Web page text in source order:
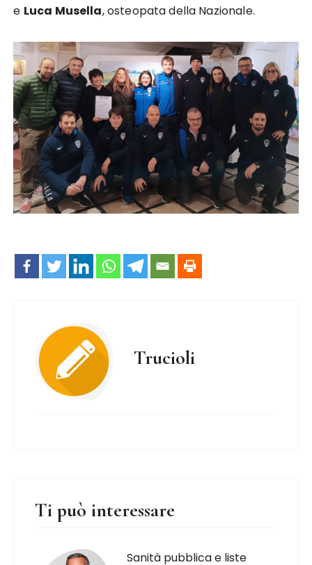
e Luca Musella, osteopata della Nazionale.
Trucioli
Ti può interessare
Sanità pubblica e liste